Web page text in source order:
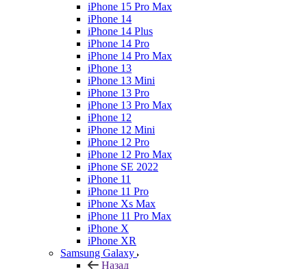
iPhone 15 Pro Max
iPhone 14
iPhone 14 Plus
iPhone 14 Pro
iPhone 14 Pro Max
iPhone 13
iPhone 13 Mini
iPhone 13 Pro
iPhone 13 Pro Max
iPhone 12
iPhone 12 Mini
iPhone 12 Pro
iPhone 12 Pro Max
iPhone SE 2022
iPhone 11
iPhone 11 Pro
iPhone Xs Max
iPhone 11 Pro Max
iPhone X
iPhone XR
Samsung Galaxy
Назад